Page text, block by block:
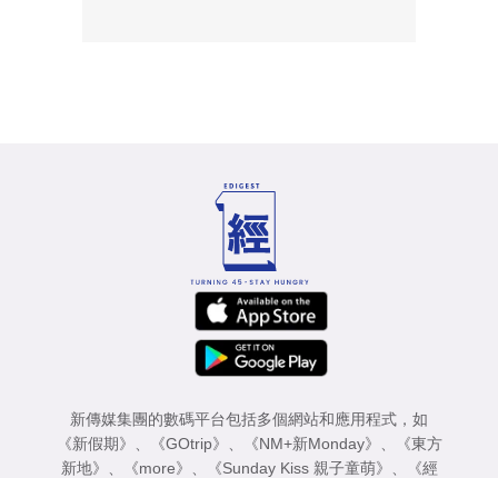
新傳媒集團的數碼平台包括多個網站和應用程式，如
《新假期》
《GOtrip》 《NM+新Monday》
《東方
新地》
《more》 《Sunday Kiss 親子童萌》
《經